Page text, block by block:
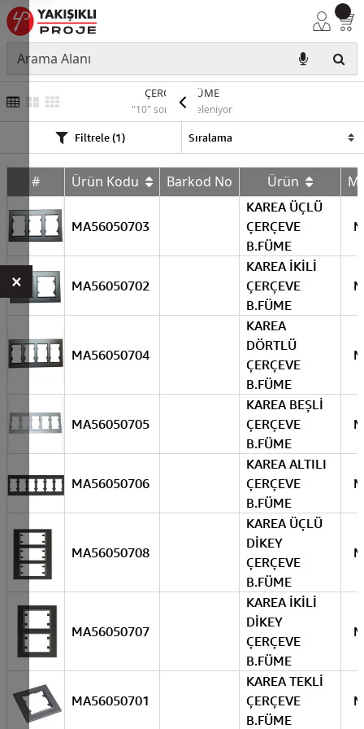
ÇERÇEVE FÜME
"10" sonuç listeleniyor
Filtrele (1)
# Ürün Kodu Barkod No Ürün
MA56050703
KAREA ÜÇLÜ
ÇERÇEVE
B.FÜME
MA56050702
KAREA İKİLİ
ÇERÇEVE
B.FÜME
MA56050704
KAREA
DÖRTLÜ
ÇERÇEVE
B.FÜME
MA56050705
KAREA BEŞLİ
ÇERÇEVE
B.FÜME
MA56050706
KAREA ALTILI
ÇERÇEVE
B.FÜME
MA56050708
KAREA ÜÇLÜ
DİKEY
ÇERÇEVE
B.FÜME
MA56050707
KAREA İKİLİ
DİKEY
ÇERÇEVE
B.FÜME
MA56050701
KAREA TEKLİ
ÇERÇEVE
B.FÜME
×